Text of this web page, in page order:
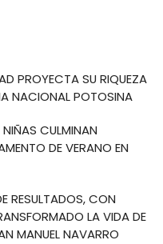
PROYECTA SU RIQUEZA
NACIONAL POTOSINA
CULMINAN
DE VERANO EN
RESULTADOS, CON
LA VIDA DE
MANUEL NAVARRO